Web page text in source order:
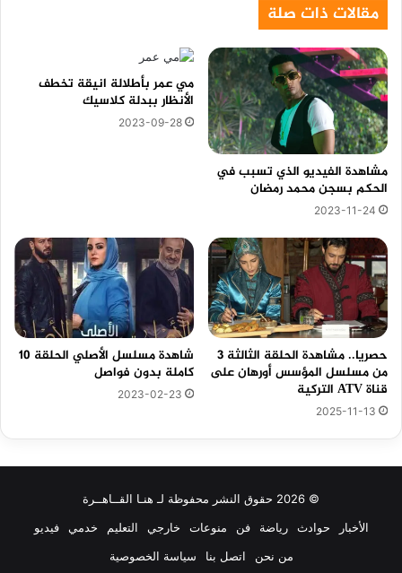
مقالات ذات صلة
مشاهدة الفيديو الذي تسبب في
الحكم بسجن محمد رمضان
2023-11-24
مي عمر بأطلالة انيقة تخطف
الأنظار ببدلة كلاسيك
2023-09-28
حصريا.. مشاهدة الحلقة الثالثة 3
من مسلسل المؤسس أورهان على
قناة ATV التركية
2025-11-13
شاهدة مسلسل الأصلي الحلقة 10
كاملة بدون فواصل
2023-02-23
© 2026 حقوق النشر محفوظة لـ هنـا القــاهــرة
الأخبار
حوادث رياضة فن منوعات خارجي التعليم خدمي
فيديو
من نحن
اتصل بنا سياسة الخصوصية